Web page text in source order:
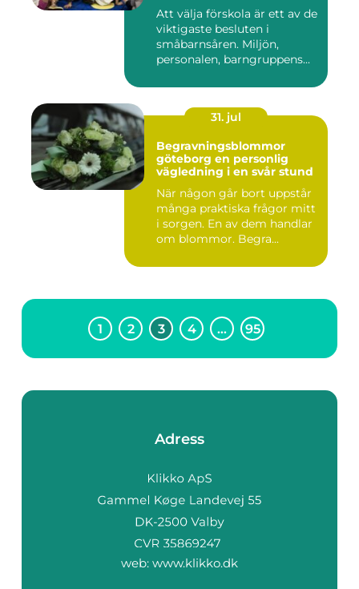
Att välja förskola är ett av de
viktigaste besluten i
småbarnsåren. Miljön,
personalen, barngruppens...
31. jul
Begravningsblommor
göteborg en personlig
vägledning i en svår stund
När någon går bort uppstår
många praktiska frågor mitt
i sorgen. En av dem handlar
om blommor. Begra...
1 2 3 4 … 95
Adress
web: www.klikko.dk